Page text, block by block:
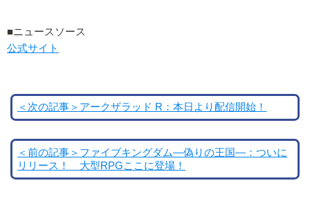
■ニュースソース
公式サイト
＜次の記事＞アークザラッド R：本日より配信開始！
＜前の記事＞ファイブキングダム―偽りの王国―：ついに
リリース！ 大型RPGここに登場！